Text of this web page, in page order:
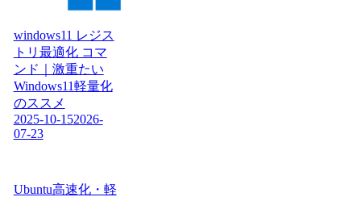
windows11 レジス
トリ最適化 コマ
ンド｜激重たい
Windows11軽量化
のススメ
2025-10-152026-
07-23
Ubuntu高速化・軽